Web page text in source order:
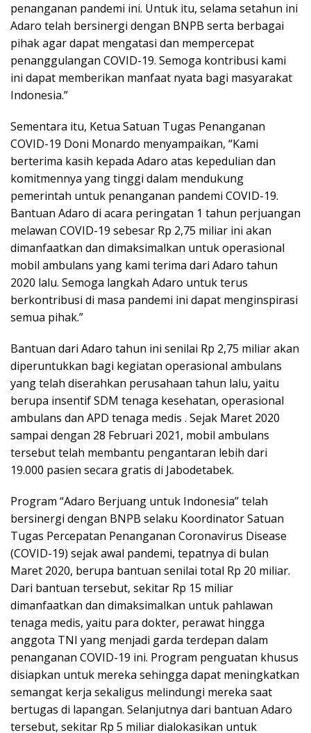
penanganan pandemi ini. Untuk itu, selama setahun ini
Adaro telah bersinergi dengan BNPB serta berbagai
pihak agar dapat mengatasi dan mempercepat
penanggulangan COVID-19. Semoga kontribusi kami
ini dapat memberikan manfaat nyata bagi masyarakat
Indonesia.”
Sementara itu, Ketua Satuan Tugas Penanganan
COVID-19 Doni Monardo menyampaikan, “Kami
berterima kasih kepada Adaro atas kepedulian dan
komitmennya yang tinggi dalam mendukung
pemerintah untuk penanganan pandemi COVID-19.
Bantuan Adaro di acara peringatan 1 tahun perjuangan
melawan COVID-19 sebesar Rp 2,75 miliar ini akan
dimanfaatkan dan dimaksimalkan untuk operasional
mobil ambulans yang kami terima dari Adaro tahun
2020 lalu. Semoga langkah Adaro untuk terus
berkontribusi di masa pandemi ini dapat menginspirasi
semua pihak.”
Bantuan dari Adaro tahun ini senilai Rp 2,75 miliar akan
diperuntukkan bagi kegiatan operasional ambulans
yang telah diserahkan perusahaan tahun lalu, yaitu
berupa insentif SDM tenaga kesehatan, operasional
ambulans dan APD tenaga medis . Sejak Maret 2020
sampai dengan 28 Februari 2021, mobil ambulans
tersebut telah membantu pengantaran lebih dari
19.000 pasien secara gratis di Jabodetabek.
Program “Adaro Berjuang untuk Indonesia” telah
bersinergi dengan BNPB selaku Koordinator Satuan
Tugas Percepatan Penanganan Coronavirus Disease
(COVID-19) sejak awal pandemi, tepatnya di bulan
Maret 2020, berupa bantuan senilai total Rp 20 miliar.
Dari bantuan tersebut, sekitar Rp 15 miliar
dimanfaatkan dan dimaksimalkan untuk pahlawan
tenaga medis, yaitu para dokter, perawat hingga
anggota TNI yang menjadi garda terdepan dalam
penanganan COVID-19 ini. Program penguatan khusus
disiapkan untuk mereka sehingga dapat meningkatkan
semangat kerja sekaligus melindungi mereka saat
bertugas di lapangan. Selanjutnya dari bantuan Adaro
tersebut, sekitar Rp 5 miliar dialokasikan untuk